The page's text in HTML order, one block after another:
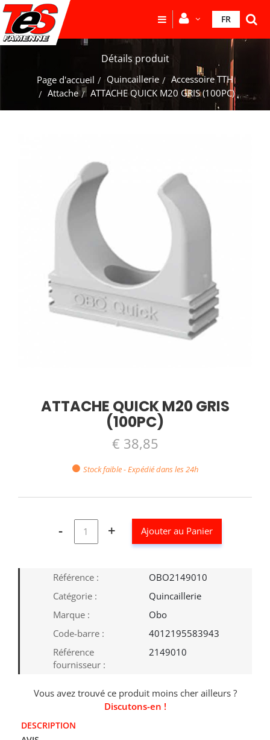
FR
Détails produit
Page d'accueil Quincaillerie
Accessoire TTH
Attache
ATTACHE QUICK M20 GRIS (100PC)
ATTACHE QUICK M20 GRIS
(100PC)
€ 38,85
Stock faible - Expédié dans les 24h
- + Ajouter au Panier
Référence :
OBO2149010
Catégorie :
Quincaillerie
Marque :
Obo
Code-barre :
4012195583943
Référence
fournisseur :
2149010
Vous avez trouvé ce produit moins cher ailleurs ?
Discutons-en !
DESCRIPTION